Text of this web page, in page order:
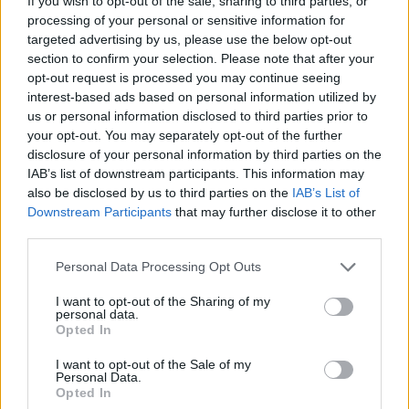
processing of your personal or sensitive information for
targeted advertising by us, please use the below opt-out
section to confirm your selection. Please note that after your
opt-out request is processed you may continue seeing
interest-based ads based on personal information utilized by
us or personal information disclosed to third parties prior to
your opt-out. You may separately opt-out of the further
disclosure of your personal information by third parties on the
IAB’s list of downstream participants. This information may
also be disclosed by us to third parties on the IAB’s List of
Downstream Participants that may further disclose it to other
Please note that this website/app uses one or more Google
not limited to your visit or usage behaviour. You may click to
grant or deny consent to Google and its third-party tags to
use your data for below specified purposes in below Google
consent section.
Personal Data Processing Opt Outs
I want to opt-out of the Sharing of my
personal data.
Opted In
I want to opt-out of the Sale of my
Personal Data.
Opted In
ξηράς, ενισχύει το περιβαλλοντικό αποτύπωμα
του σχεδίου.
Ο Αστακός και το Πλατυγιάλι παραμένουν επίσης
ενεργοί διεκδικητές της βάσης υποστήριξης.
Σύμφωνα με τον αντιπρόεδρο της Akarport A.E.,
Δημήτρη Κολώνια, η περιοχή διαθέτει σημαντικά
πλεονεκτήματα, όπως μεγάλες διαθέσιμες
εκτάσεις, λειτουργική απομόνωση από τον αστικό
ιστό και κατάλληλα βάθη για την εξυπηρέτηση
εξειδικευμένων πλοίων.